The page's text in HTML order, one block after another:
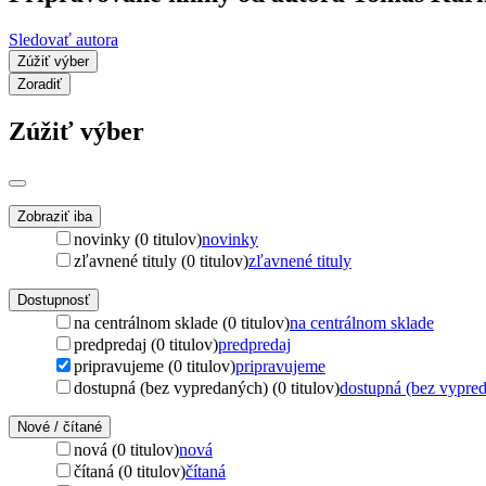
Sledovať autora
Zúžiť výber
Zoradiť
Zúžiť výber
Zobraziť iba
novinky (0 titulov)novinky
zľavnené tituly (0 titulov)zľavnené tituly
Dostupnosť
na centrálnom sklade (0 titulov)na centrálnom sklade
predpredaj (0 titulov)predpredaj
pripravujeme (0 titulov)pripravujeme
dostupná (bez vypredaných) (0 titulov)dostupná (bez
Nové / čítané
nová (0 titulov)nová
čítaná (0 titulov)čítaná